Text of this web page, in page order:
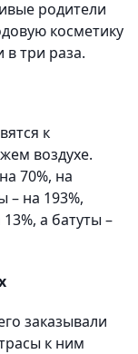
родители
косметику
в три раза.
к
воздухе.
70%, на
– на 193%,
а батуты –
заказывали
к ним